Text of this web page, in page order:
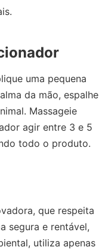
uma pequena
da mão, espalhe
Massageie
agir entre 3 e 5
todo o produto.
que respeita
segura e rentável,
utiliza apenas